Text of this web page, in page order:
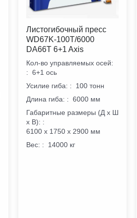
Листогибочный пресс
WD67K-100T/6000
DA66T 6+1 Axis
Кол-во управляемых осей:
: 6+1 ось
Усилие гиба: :
100 тонн
Длина гиба: : 6000 мм
Габаритные размеры (Д х Ш
х В): :
6100 х 1750 х 2900 мм
Вес: : 14000 кг